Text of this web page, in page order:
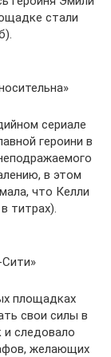
стали
сериале
героини в
в этом
что Келли
титрах).
площадках
свои силы в
и следовало
желающих